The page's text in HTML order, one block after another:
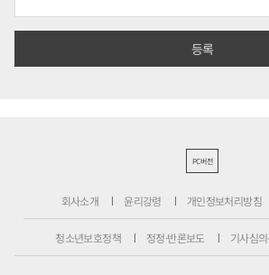
PC버전
회사소개 윤리강령 개인정보처리방침
청소년보호정책 정정·반론보도 기사심